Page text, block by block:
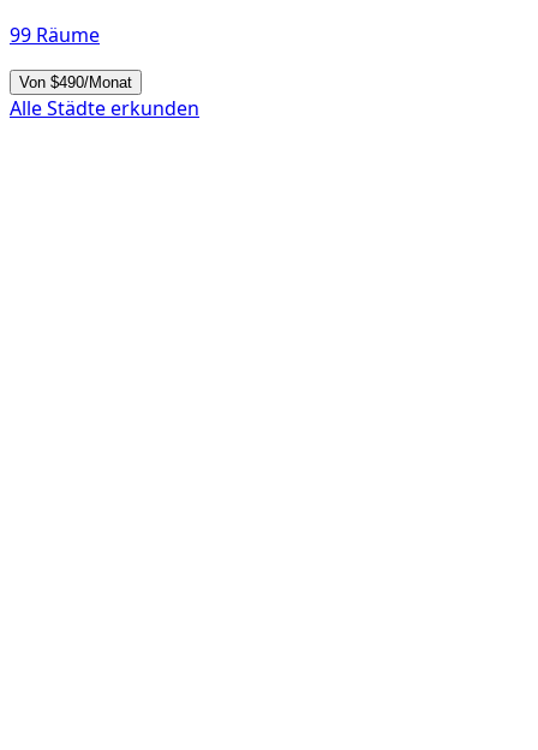
99 Räume
Von $490/Monat
Alle Städte erkunden